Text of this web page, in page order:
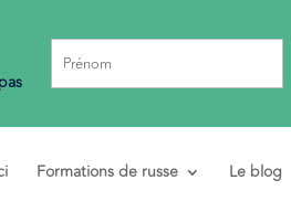
Formations de russe Le blog